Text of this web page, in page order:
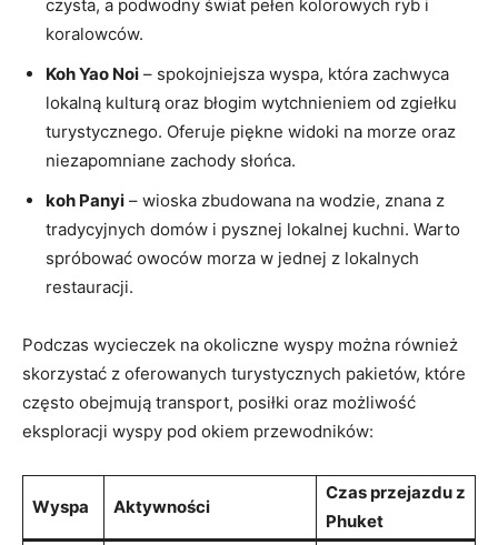
czysta, a podwodny ‍świat‌ pełen ⁤kolorowych ryb​ i ​
koralowców.
Koh Yao Noi ⁤–⁣ spokojniejsza wyspa, która zachwyca
lokalną kulturą ‍oraz ⁤błogim wytchnieniem‌ od zgiełku
turystycznego.⁢ Oferuje piękne widoki na morze oraz
niezapomniane ‍zachody ​słońca.
koh Panyi –‌ wioska ⁢zbudowana na wodzie, ​znana z
⁤tradycyjnych domów i⁤ pysznej lokalnej kuchni. Warto
spróbować owoców morza ​w jednej z lokalnych⁢
restauracji.
Podczas wycieczek na okoliczne wyspy⁢ można również
skorzystać ‌z oferowanych turystycznych ‍pakietów,‌ które
‍często⁢ obejmują transport, posiłki‌ oraz możliwość‍
eksploracji wyspy pod okiem przewodników:
Wyspa Aktywności
Czas ⁤przejazdu z⁢
Phuket